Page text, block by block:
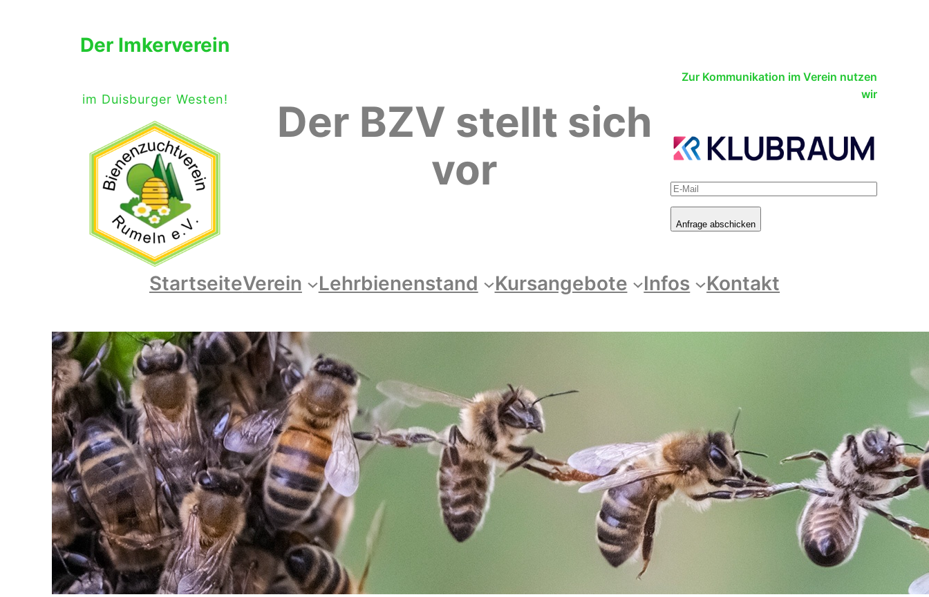
Der Imkerverein
im Duisburger Westen!
Der BZV stellt sich
vor
Zur Kommunikation im Verein nutzen
wir
Anfrage abschicken
StartseiteVerein Lehrbienenstand Kursangebote Infos Kontakt